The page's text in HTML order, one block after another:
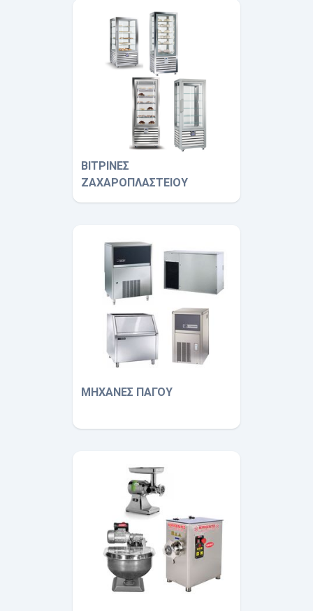
ΒΙΤΡΙΝΕΣ
ΖΑΧΑΡΟΠΛΑΣΤΕΙΟΥ
ΜΗΧΑΝΕΣ ΠΑΓΟΥ